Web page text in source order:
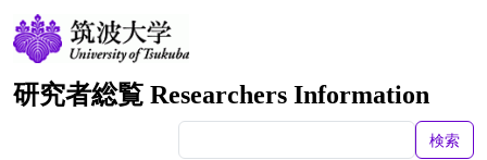
研究者総覧 Researchers Information
検索